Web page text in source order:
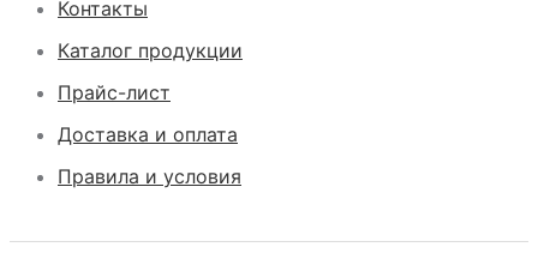
Контакты
Каталог продукции
Прайс-лист
Доставка и оплата
Правила и условия